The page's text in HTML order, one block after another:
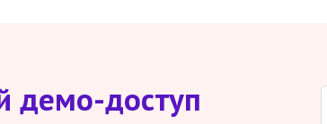
демо-доступ